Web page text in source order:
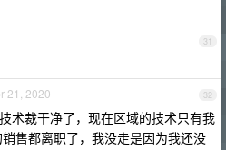
31
32
21, 2020
术裁干净了，现在区域的技术只有我
售都离职了，我没走是因为我还没